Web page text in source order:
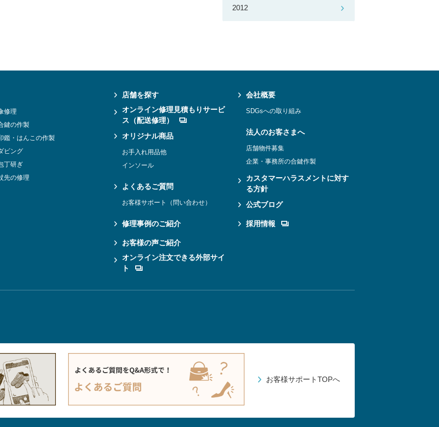
2012
お客様サポートTOPへ
修理
鍵の作製
鑑・はんこの作製
ビング
丁研ぎ
先の修理
店舗を探す
オンライン修理見積もりサービ
ス（配送修理）
オリジナル商品
お手入れ用品他
インソール
よくあるご質問
お客様サポート（問い合わせ）
修理事例のご紹介
お客様の声ご紹介
オンライン注文できる外部サイ
ト
会社概要
SDGsへの取り組み
法人のお客さまへ
店舗物件募集
企業・事務所の合鍵作製
カスタマーハラスメントに対す
る方針
公式ブログ
採用情報